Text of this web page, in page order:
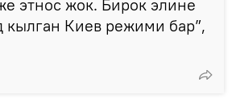
этнос жок. Бирок элине
кылган Киев режими бар”,